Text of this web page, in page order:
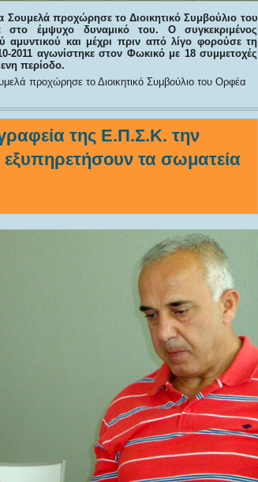
προχώρησε το Διοικητικό Συμβούλιο του
στο έμψυχο δυναμικό του. Ο συγκεκριμένος
αμυντικού και μέχρι πριν από λίγο φορούσε τη
2011 αγωνίστηκε στον Φωκικό με 18 συμμετοχές
περίοδο.
προχώρησε το Διοικητικό Συμβούλιο του Ορφέα
της Ε.Π.Σ.Κ. την
τα σωματεία